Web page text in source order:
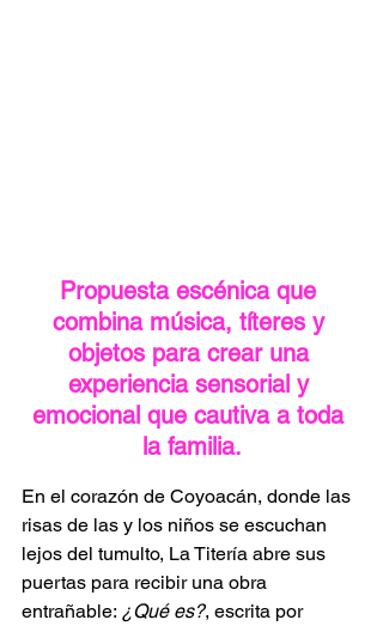
Propuesta escénica que
combina música, títeres y
objetos para crear una
experiencia sensorial y
emocional que cautiva a toda
la familia.
En el corazón de Coyoacán, donde las
risas de las y los niños se escuchan
lejos del tumulto, La Titería abre sus
puertas para recibir una obra
entrañable: ¿Qué es?, escrita por